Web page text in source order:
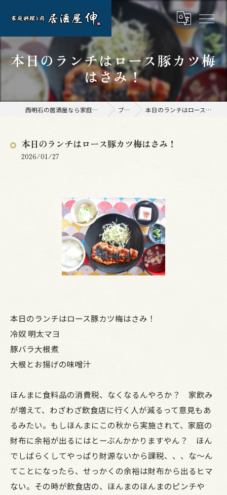
本日のランチはロース豚カツ梅
はさみ！
西明石の居酒屋なら家庭料理と肉 居酒屋 伸 ブログ 本日のランチはロース豚カツ梅はさみ！
本日のランチはロース豚カツ梅はさみ！
2026/01/27
本日のランチはロース豚カツ梅はさみ！
冷奴 明太マヨ
豚バラ大根煮
大根とお揚げの味噌汁
ほんまに食料品の消費税、なくなるんやろか？ 家飲み
が増えて、わざわざ飲食店に行く人が減るって意見もあ
るみたい。もしほんまにこの秋から実施されて、家庭の
財布に余裕が出るにはとーぶんかかりますやん？ ほん
でしばらくしてやっぱり財源ないから課税、、、な～ん
てことになったら、せっかくの余裕は財布から出るヒマ
ない。その時が飲食店の、ほんまのほんまのピンチや